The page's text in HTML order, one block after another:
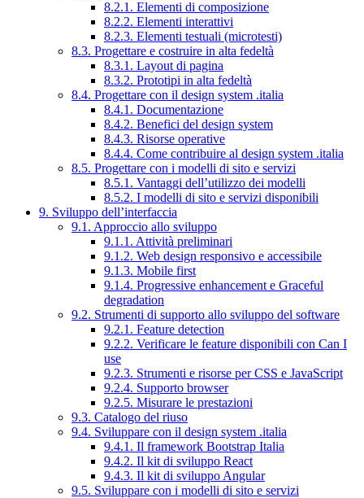
8.2.1. Elementi di composizione
8.2.2. Elementi interattivi
8.2.3. Elementi testuali (microtesti)
8.3. Progettare e costruire in alta fedeltà
8.3.1. Layout di pagina
8.3.2. Prototipi in alta fedeltà
8.4. Progettare con il design system .italia
8.4.1. Documentazione
8.4.2. Benefici del design system
8.4.3. Risorse operative
8.4.4. Come contribuire al design system .italia
8.5. Progettare con i modelli di sito e servizi
8.5.1. Vantaggi dell’utilizzo dei modelli
8.5.2. I modelli di sito e servizi disponibili
9. Sviluppo dell’interfaccia
9.1. Approccio allo sviluppo
9.1.1. Attività preliminari
9.1.2. Web design responsivo e accessibile
9.1.3. Mobile first
9.1.4. Progressive enhancement e Graceful
degradation
9.2. Strumenti di supporto allo sviluppo del software
9.2.1. Feature detection
9.2.2. Verificare le feature disponibili con Can I
use
9.2.3. Strumenti e risorse per CSS e JavaScript
9.2.4. Supporto browser
9.2.5. Misurare le prestazioni
9.3. Catalogo del riuso
9.4. Sviluppare con il design system .italia
9.4.1. Il framework Bootstrap Italia
9.4.2. Il kit di sviluppo React
9.4.3. Il kit di sviluppo Angular
9.5. Sviluppare con i modelli di sito e servizi